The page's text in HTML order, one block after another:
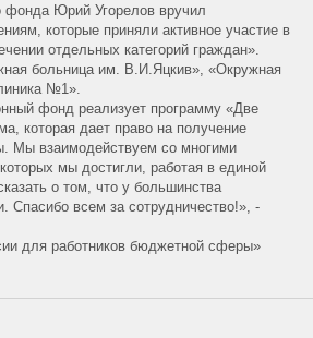
фонда Юрий Угорелов вручил
которые приняли активное участие в
отдельных категорий граждан».
больница им. В.И.Яцкив», «Окружная
№1».
фонд реализует программу «Две
которая дает право на получение
Мы взаимодействуем со многими
мы достигли, работая в единой
о том, что у большинства
Спасибо всем за сотрудничество!», -
для работников бюджетной сферы»